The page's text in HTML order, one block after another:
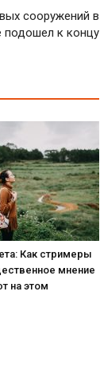
сооружений в
подошел к концу
Как стримеры
мнение
на этом